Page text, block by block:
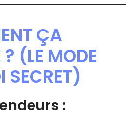
ÇA
(LE MODE
SECRET)
: